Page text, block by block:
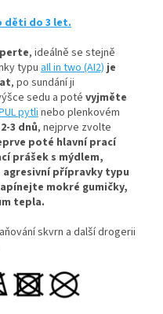
děti do 3 let.
, ideálně se stejně
typuaIl in two (AI2) je
, po sundání ji
sedu a poté vyjměte
pytlinebo plenkovém
3 dnů, nejprve zvolte
poté hlavní prací
prášek s mýdlem,
přípravky typu
mokré gumičky,
tepla.
skvrn a další drogerii